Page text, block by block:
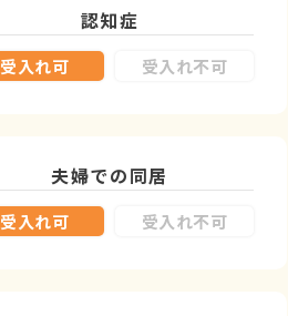
認知症
受入れ可 受入れ不可
夫婦での同居
受入れ可 受入れ不可